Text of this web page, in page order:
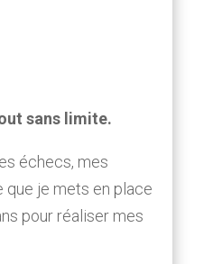
sans limite.
échecs, mes
je mets en place
pour réaliser mes